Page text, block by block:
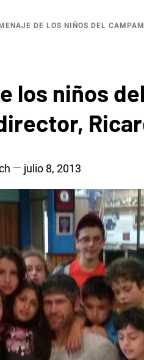
DE LOS NIÑOS DEL
los niños
julio 8, 2013